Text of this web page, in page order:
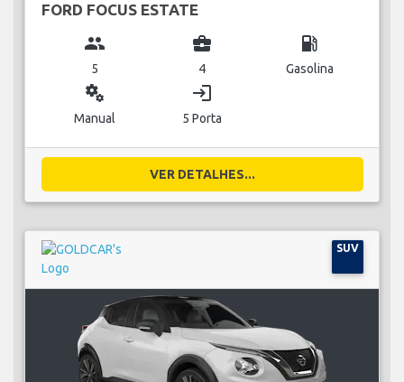
FORD FOCUS ESTATE
group
5
business_center
4
local_gas_station
Gasolina
miscellaneous_services
Manual
login
5 Porta
VER DETALHES...
SUV